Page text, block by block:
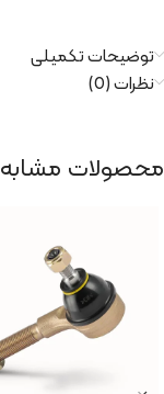
توضیحات تکمیلی
نظرات (0)
محصولات مشابه